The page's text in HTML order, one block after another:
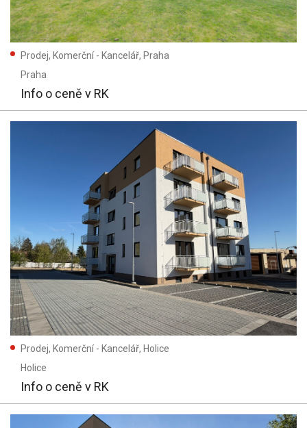
Prodej, Komerční - Kancelář, Praha
Praha
Info o ceně v RK
Prodej, Komerční - Kancelář, Holice
Holice
Info o ceně v RK